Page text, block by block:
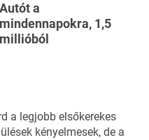
Autót a
mindennapokra, 1,5
millióból
a legjobb elsőkerekes
kényelmesek, de a